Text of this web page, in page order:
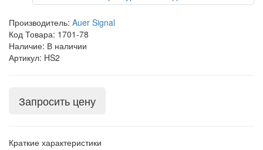
Производитель: Auer Signal
Код Товара: 1701-78
Наличие: В наличии
Артикул: HS2
Запросить цену
Краткие характеристики